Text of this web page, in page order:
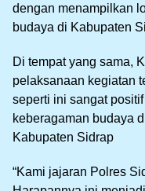
dengan menampilkan
budaya di Kabupaten
Di tempat yang sama,
pelaksanaan kegiatan
seperti ini sangat
keberagaman budaya
Kabupaten Sidrap
“Kami jajaran Polres